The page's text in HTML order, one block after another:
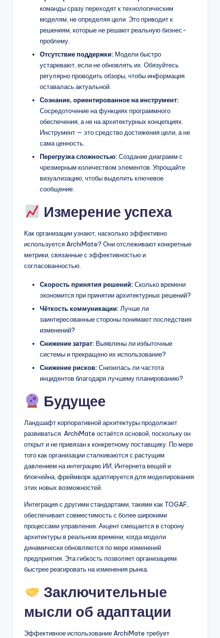
команды сразу переходят к технологическим
моделям, не определяя цели. Это приводит к
решениям, которые не решают реальную бизнес-
проблему.
Отсутствие поддержки: Модели быстро
устаревают, если не обновлять их. Обязуйтесь
регулярно проводить обзоры, чтобы информация
оставалась актуальной.
Сознание, ориентированное на инструмент:
Сосредоточение на функциях программного
обеспечения, а не на архитектурных концепциях.
Инструмент — это средство достижения цели, а не
сама ценность.
Перегрузка сложностью: Создание диаграмм с
чрезмерным количеством элементов. Упрощайте
визуализацию, чтобы выделить ключевое
сообщение.
Измерение успеха
Как организации узнают, насколько эффективно
используется ArchiMate? Они отслеживают конкретные
метрики, связанные с эффективностью и
согласованностью.
Скорость принятия решений: Сколько времени
экономится при принятии архитектурных решений?
Чёткость коммуникации: Лучше ли
заинтересованные стороны понимают последствия
изменений?
Снижение затрат: Выявлены ли избыточные
системы и прекращено их использование?
Снижение рисков: Снизилась ли частота
инцидентов благодаря лучшему планированию?
Будущее
Ландшафт корпоративной архитектуры продолжает
развиваться. ArchiMate остаётся основой, поскольку он
открыт и не привязан к конкретному поставщику. По мере
того как организации сталкиваются с растущим
давлением на интеграцию ИИ, Интернета вещей и
блокчейна, фреймворк адаптируется для моделирования
этих новых возможностей.
Интеграция с другими стандартами, такими как TOGAF,
обеспечивает совместимость с более широкими
процессами управления. Акцент смещается в сторону
архитектуры в реальном времени, когда модели
динамически обновляются по мере изменений
предприятия. Эта гибкость позволяет организациям
быстрее реагировать на изменения рынка.
Заключительные
мысли об адаптации
Эффективное использование ArchiMate требует